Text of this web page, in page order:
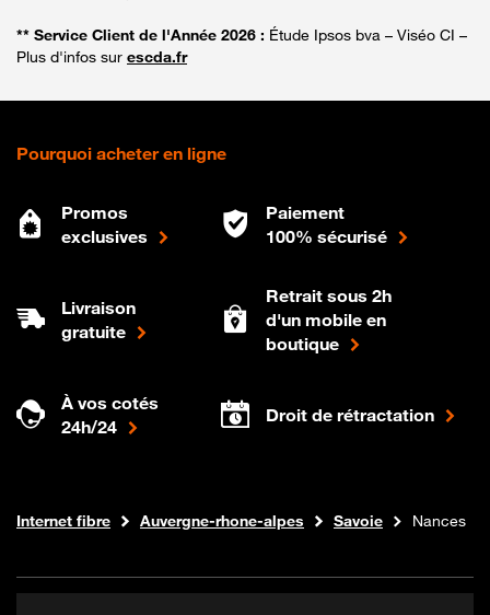
** Service Client de l'Année 2026 : Étude Ipsos bva – Viséo CI –
Plus d'infos sur escda.fr
Pourquoi acheter en ligne
Promos
exclusives
Paiement
100% sécurisé
Livraison
gratuite
Retrait sous 2h
d'un mobile en
boutique
À vos cotés
24h/24
Droit de rétractation
Boutique Orange
Internet fibre Auvergne-rhone-alpes Savoie Nances